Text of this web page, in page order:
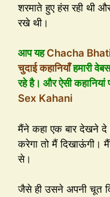
शरमाते हुए हंस रही थी
रखे थी।
आप यहChacha
चुदाई कहानियाँहमारी
रहे है। और ऐसी कहानियां
Sex Kahani
मैंने कहा एक बार देखने
करेगा तो मैं
से।
जैसे ही उसने अपनी चूत